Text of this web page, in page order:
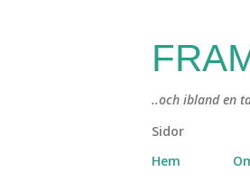
..och ibland en
Sidor
Hem